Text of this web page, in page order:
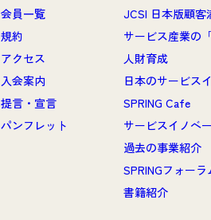
会員一覧
規約
アクセス
入会案内
提言・宣言
パンフレット
JCSI 日本版顧客
サービス産業の
人財育成
日本のサービス
SPRING Cafe
サービスイノベ
過去の事業紹介
SPRINGフォー
書籍紹介